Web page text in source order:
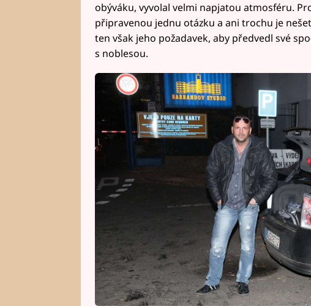
obýváku, vyvolal velmi napjatou atmosféru.
připravenou jednu otázku a ani trochu je
ten však jeho požadavek, aby předvedl své
s noblesou.